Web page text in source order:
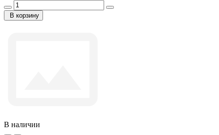
В корзину
В наличии